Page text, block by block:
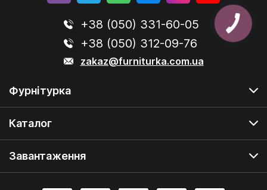
+38 (050) 331-60-05
+38 (050) 312-09-76
zakaz@furniturka.com.ua
Фурнітурка
Каталог
Завантаження